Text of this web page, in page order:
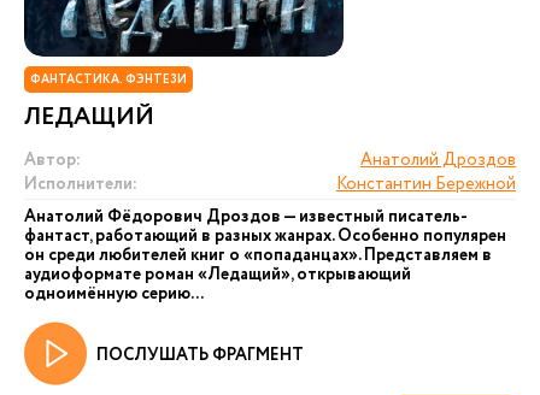
ФАНТАСТИКА. ФЭНТЕЗИ
ЛЕДАЩИЙ
Автор:
Анатолий Дроздов
Исполнители:
Константин Бережной
Анатолий Фёдорович Дроздов — известный писатель-
фантаст, работающий в разных жанрах. Особенно популярен
он среди любителей книг о «попаданцах». Представляем в
аудиоформате роман «Ледащий», открывающий
одноимённую серию...
ПОСЛУШАТЬ ФРАГМЕНТ